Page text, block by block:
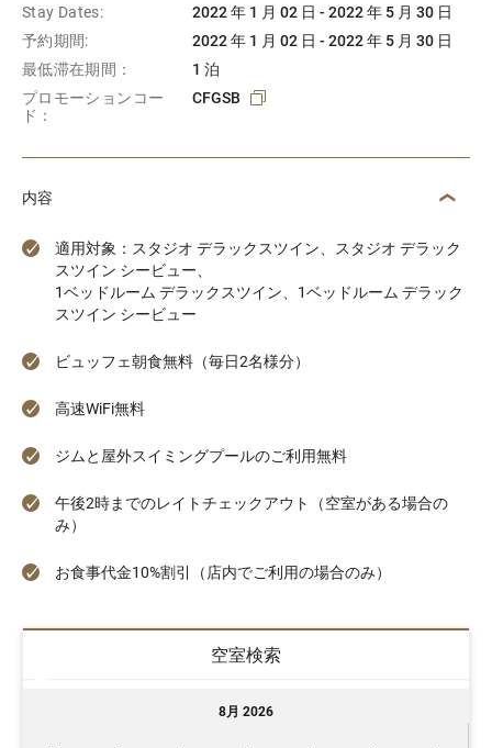
Stay Dates:
2022 年 1 月 02 日 - 2022 年 5 月 30 日
予約期間:
2022 年 1 月 02 日 - 2022 年 5 月 30 日
最低滞在期間：
1 泊
プロモーションコー
ド：
CFGSB
内容
適用対象：スタジオ デラックスツイン、スタジオ デラック
スツイン シービュー、
1ベッドルーム デラックスツイン、1ベッドルーム デラック
スツイン シービュー
ビュッフェ朝食無料（毎日2名様分）
高速WiFi無料
ジムと屋外スイミングプールのご利用無料
午後2時までのレイトチェックアウト（空室がある場合の
み）
お食事代金10%割引（店内でご利用の場合のみ）
空室検索
8月 2026